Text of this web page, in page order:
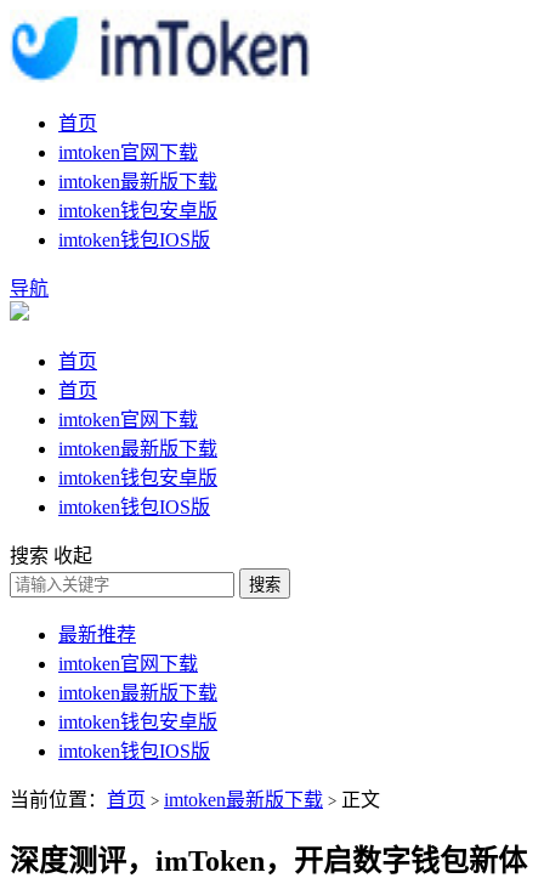
首页
imtoken官网下载
imtoken最新版下载
imtoken钱包安卓版
imtoken钱包IOS版
导航
首页
首页
imtoken官网下载
imtoken最新版下载
imtoken钱包安卓版
imtoken钱包IOS版
搜索 收起
搜索
最新推荐
imtoken官网下载
imtoken最新版下载
imtoken钱包安卓版
imtoken钱包IOS版
当前位置： 首页 > imtoken最新版下载 > 正文
深度测评，imToken，开启数字钱包新体